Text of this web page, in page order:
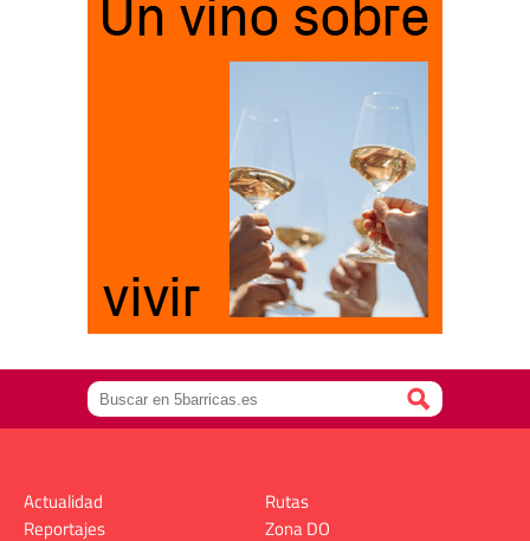
Actualidad
Reportajes
Rutas
Zona DO